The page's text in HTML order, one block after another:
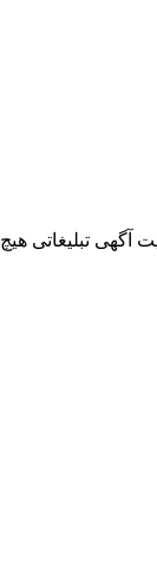
تبلیغاتی هیچ